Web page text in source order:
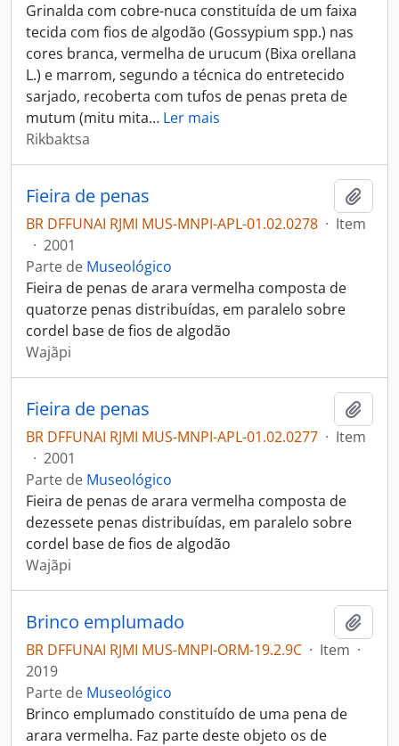
Grinalda com cobre-nuca constituída de um faixa
tecida com fios de algodão (Gossypium spp.) nas
cores branca, vermelha de urucum (Bixa orellana
L.) e marrom, segundo a técnica do entretecido
sarjado, recoberta com tufos de penas preta de
mutum (mitu mita… Ler mais
Rikbaktsa
Fieira de penas
BR DFFUNAI RJMI MUS-MNPI-APL-01.02.0278 · Item
· 2001
Parte de Museológico
Fieira de penas de arara vermelha composta de
quatorze penas distribuídas, em paralelo sobre
cordel base de fios de algodão
Wajãpi
Fieira de penas
BR DFFUNAI RJMI MUS-MNPI-APL-01.02.0277 · Item
· 2001
Parte de Museológico
Fieira de penas de arara vermelha composta de
dezessete penas distribuídas, em paralelo sobre
cordel base de fios de algodão
Wajãpi
Brinco emplumado
BR DFFUNAI RJMI MUS-MNPI-ORM-19.2.9C · Item ·
2019
Parte de Museológico
Brinco emplumado constituído de uma pena de
arara vermelha. Faz parte deste objeto os de